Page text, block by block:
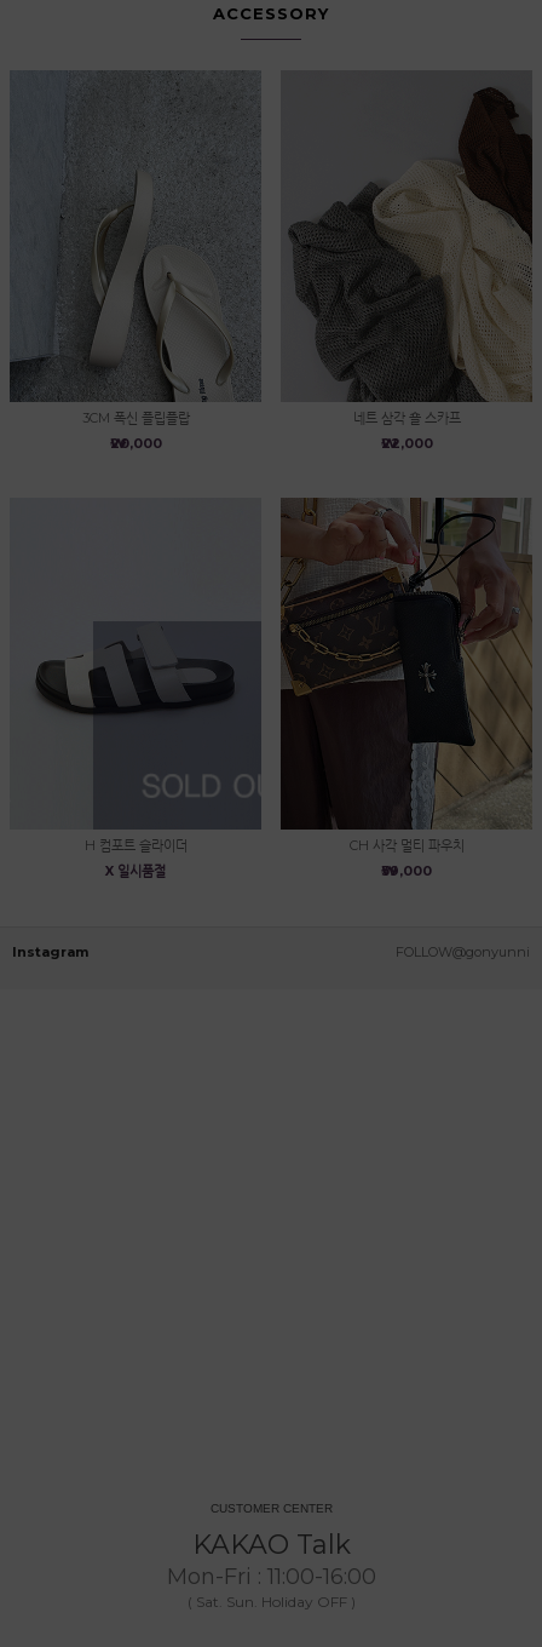
ACCESSORY
3CM 폭신 플립플랍
₩20,000
네트 삼각 숄 스카프
₩22,000
H 컴포트 슬라이더
X 일시품절
CH 사각 멀티 파우치
₩39,000
Instagram FOLLOW@gonyunni
CUSTOMER CENTER
KAKAO Talk
Mon-Fri : 11:00-16:00
( Sat. Sun. Holiday OFF )